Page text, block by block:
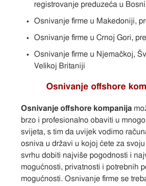
registrovanje preduzeća u Bosni
Osnivanje firme u Makedoniji,
Osnivanje firme u Crnoj Gori,
Osnivanje firme u Njemačkoj,
Velikoj Britaniji
Osnivanje offshore
Osnivanje offshore kompanija
brzo i profesionalno obaviti u
svijeta, s tim da uvijek vodimo
osniva u državi u kojoj ćete za
svrhu dobiti najviše pogodnosti i
mogućnosti, privatnosti i potrebnih
mogućnosti. Osnivanje firme se